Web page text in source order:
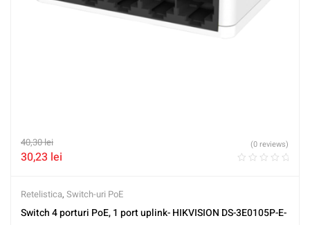
40,30lei
30,23 lei
(0 reviews)
Retelistica, Switch-uri PoE
Switch 4 porturi PoE, 1 port uplink- HIKVISION DS-3E0105P-E-